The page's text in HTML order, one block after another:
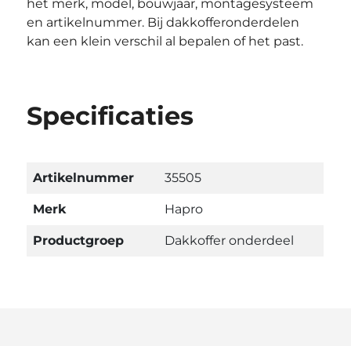
het merk, model, bouwjaar, montagesysteem
en artikelnummer. Bij dakkofferonderdelen
kan een klein verschil al bepalen of het past.
Specificaties
Artikelnummer 35505
Merk Hapro
Productgroep Dakkoffer onderdeel